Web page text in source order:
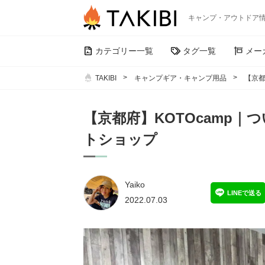
キャンプ・アウトドア
カテゴリー一覧 タグ一覧 メー
TAKIBI キャンプギア・キャンプ用品 【京
【京都府】KOTOcamp｜
トショップ
Yaiko
2022.07.03
LINEで送る